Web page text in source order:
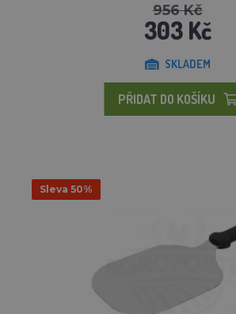
956 Kč
303 Kč
SKLADEM
PŘIDAT DO KOŠÍKU
Sleva 50%